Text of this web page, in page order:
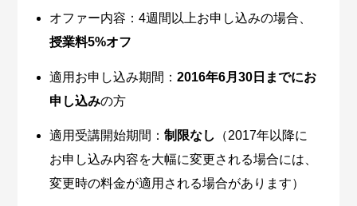
オファー内容：4週間以上お申し込みの場合、
授業料5%オフ
適用お申し込み期間：2016年6月30日までにお
申し込みの方
適用受講開始期間：制限なし
（2017年以降に
お申し込み内容を大幅に変更される場合には、
変更時の料金が適用される場合があります）